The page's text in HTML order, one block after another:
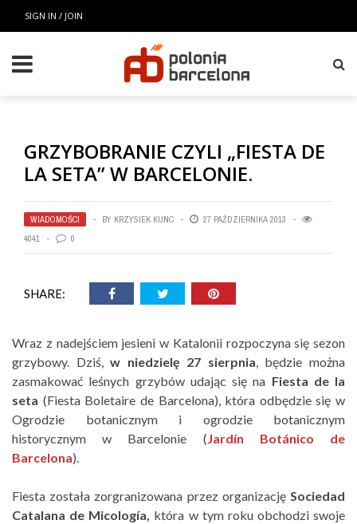
SIGN IN / JOIN
GRZYBOBRANIE CZYLI „FIESTA DE
LA SETA” W BARCELONIE.
WIADOMOŚCI BY KRZYSIEK KUNC
27 PAŹDZIERNIKA 2013
4041
0
SHARE:
Wraz z nadejściem jesieni w Katalonii rozpoczyna się sezon
grzybowy. Dziś,w niedzielę 27 sierpnia, będzie można
zasmakować leśnych grzybów udając się na Fiesta de la
seta (Fiesta Boletaire de Barcelona), która odbędzie się w
Ogrodzie botanicznym i ogrodzie botanicznym
historycznym w Barcelonie (Jardín Botánico de
Barcelona).
Fiesta została zorgranizowana przez organizację Sociedad
Catalana de Micología, która w tym roku obchodzi swoje